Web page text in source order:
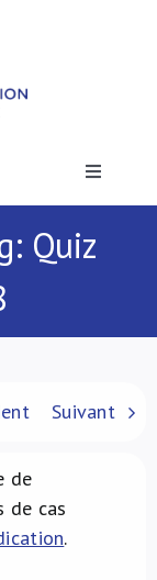
Toggle
Quiz
Suivant
de
de cas
.